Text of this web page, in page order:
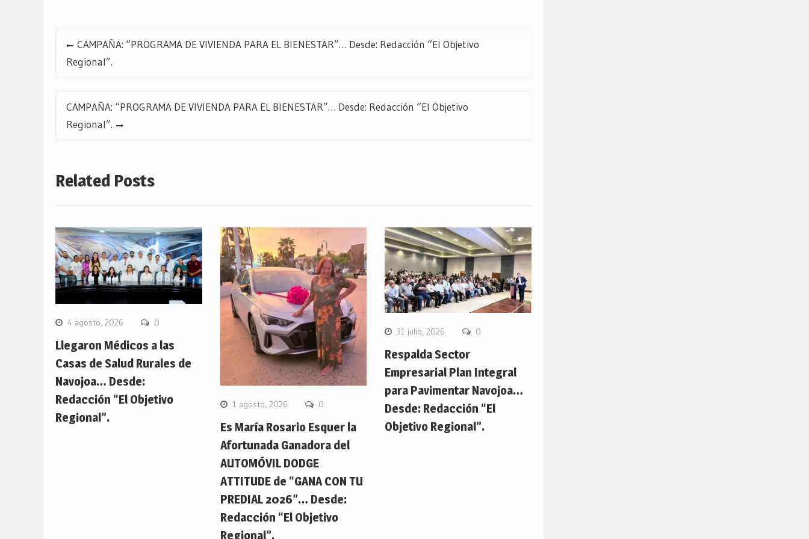
Navegación
de
CAMPAÑA: “PROGRAMA DE VIVIENDA PARA EL BIENESTAR”… Desde: Redacción “El Objetivo
Regional”.
CAMPAÑA: “PROGRAMA DE VIVIENDA PARA EL BIENESTAR”… Desde: Redacción “El Objetivo
Regional”.
Related Posts
4 agosto, 2026 0
Llegaron Médicos a las
Casas de Salud Rurales de
Navojoa… Desde:
Redacción “El Objetivo
Regional”.
1 agosto, 2026 0
Es María Rosario Esquer la
Afortunada Ganadora del
AUTOMÓVIL DODGE
ATTITUDE de “GANA CON TU
PREDIAL 2026”… Desde:
Redacción “El Objetivo
Regional”.
31 julio, 2026 0
Respalda Sector
Empresarial Plan Integral
para Pavimentar Navojoa…
Desde: Redacción “El
Objetivo Regional”.